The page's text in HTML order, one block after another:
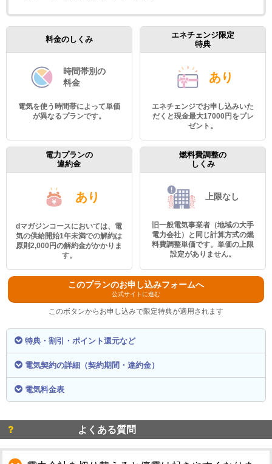
料金のしくみ
時間帯別の
料金
電気を使う時間帯によって単価
が異なるプランです。
エネチェンジ限定
特典
あり
エネチェンジでお申し込みいた
だくと現金最大17000円をプレ
ゼント。
電力プランの
違約金
あり
dマガジンコースにおいては、電
気の供給開始1年未満での解約は
原則2,000円の解約金がかかりま
す。
燃料費調整の
しくみ
上限なし
旧一般電気事業者（地域の大手
電力会社）と同じ計算方式の燃
料費調整単価です。単価の上限
設定がありません。
このプランのお申し込みフォームへ
公式サイトに進む
このボタンからお申し込みで限定特典が適用されます
特典・割引・ポイント還元など
電気契約の詳細（契約期間・違約金）
電気料金表
よくある質問